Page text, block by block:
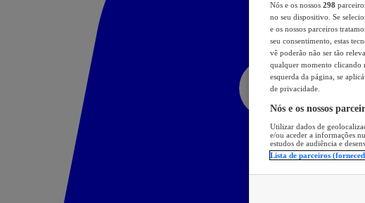
Nós e os nossos 298
no seu dispositivo. Se
e os nossos parceiros
seu consentimento, estas
vê poderão não ser tão
qualquer momento clicando
esquerda da página, se
de privacidade.
Nós e os nossos
Utilizar dados de
e/ou aceder a informações
estudos de audiência e
Lista de parceiros